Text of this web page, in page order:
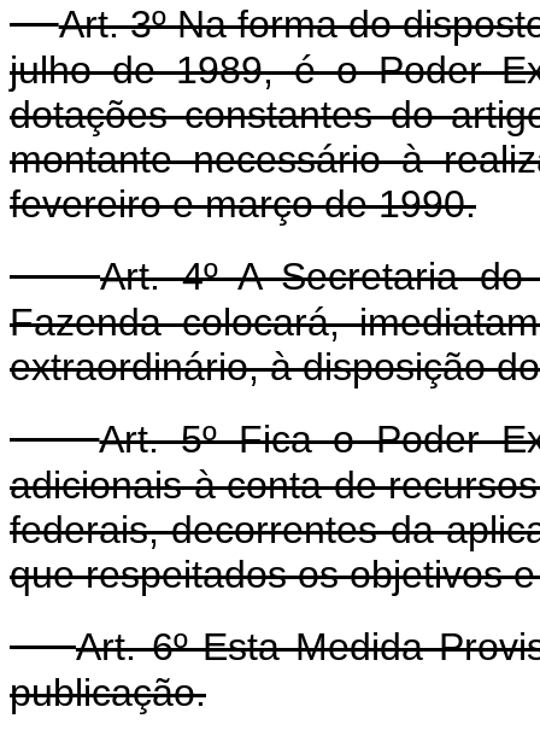
Art. 3º Na forma do
julho de 1989, é o Poder
dotações constantes do
montante necessário à
fevereiro e março de 1990.
Art. 4º A Secretaria
Fazenda colocará,
extraordinário, à disposição
Art. 5º Fica o Poder
adicionais à conta de
federais, decorrentes da
que respeitados os objetivos
Art. 6º Esta Medida
publicação.